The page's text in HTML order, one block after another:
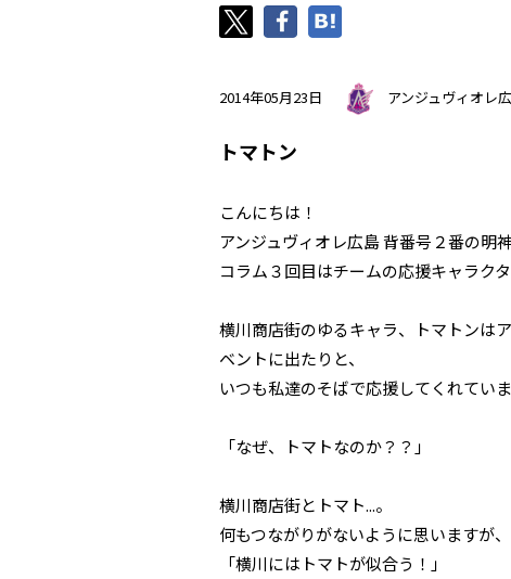
2014年05月23日 アンジュヴィオレ
トマトン
こんにちは！
アンジュヴィオレ広島 背番号２番の明
コラム３回目はチームの応援キャラ
横川商店街のゆるキャラ、トマトンは
ベントに出たりと、
いつも私達のそばで応援してくれてい
「なぜ、トマトなのか？？」
横川商店街とトマト...。
何もつながりがないように思いますが、
「横川にはトマトが似合う！」